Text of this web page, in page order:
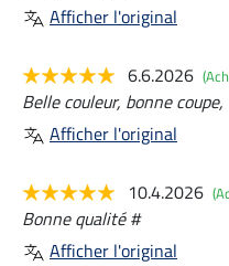
Afficher l'original
6.6.2026
Belle couleur, bonne
Afficher l'original
10.4.2026
Bonne qualité #
Afficher l'original